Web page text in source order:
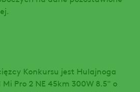
Konkursu jest Hulajnoga
Pro 2 NE 45km 300W 8.5" o